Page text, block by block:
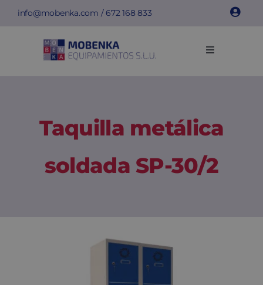
Saltar
contenido
info@mobenka.com /672 168 833
Toggle
Bancos
Instalaciones
Taquilla metálica
soldada SP-30/2